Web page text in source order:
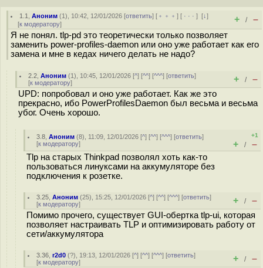
1.1 ,Аноним (1), 10:42, 12/01/2026 [ответить] [ ﹢﹢﹢] [ · · ·][↓]
[к модератору] + / –
Я не понял. tlp-pd это теоретически только позволяет
заменить power-profiles-daemon или оно уже работает как его
замена и мне в кедах ничего делать не надо?
2.2 ,Аноним (1), 10:45, 12/01/2026 [^] [^^] [^^^] [ответить]
[к модератору] + / –
UPD: попробовал и оно уже работает. Как же это
прекрасно, ибо PowerProfilesDaemon был весьма и весьма
убог. Очень хорошо.
3.8 ,Аноним (8), 11:09, 12/01/2026 [^] [^^] [^^^] [ответить]
[к модератору]
+1
+ / –
Tlp на старых Thinkpad позволял хоть как-то
пользоваться линуксами на аккумуляторе без
подключения к розетке.
3.25 ,Аноним (25), 15:25, 12/01/2026 [^] [^^] [^^^] [ответить]
[к модератору] + / –
Помимо прочего, существует GUI-обертка tlp-ui, которая
позволяет настраивать TLP и оптимизировать работу от
сети/аккумулятора
3.36 ,r2d0 (?), 19:13, 12/01/2026 [^] [^^] [^^^] [ответить]
[к модератору] + / –